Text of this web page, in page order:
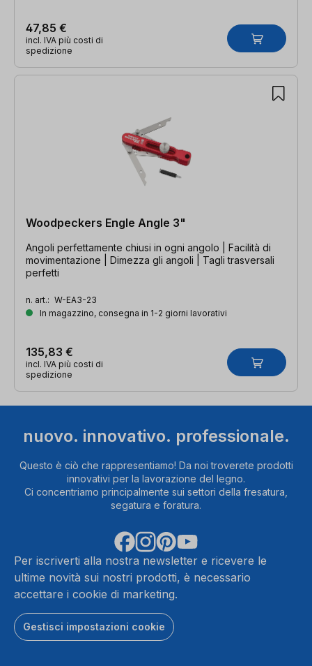
47,85 €
incl. IVA più costi di
spedizione
Woodpeckers Engle Angle 3"
Angoli perfettamente chiusi in ogni angolo | Facilità di
movimentazione | Dimezza gli angoli | Tagli trasversali
perfetti
n. art.: W-EA3-23
In magazzino, consegna in 1-2 giorni lavorativi
135,83 €
incl. IVA più costi di
spedizione
nuovo. innovativo. professionale.
Questo è ciò che rappresentiamo! Da noi troverete prodotti
innovativi per la lavorazione del legno.
Ci concentriamo principalmente sui settori della fresatura,
segatura e foratura.
Per iscriverti alla nostra newsletter e ricevere le
ultime novità sui nostri prodotti, è necessario
accettare i cookie di marketing.
Gestisci impostazioni cookie